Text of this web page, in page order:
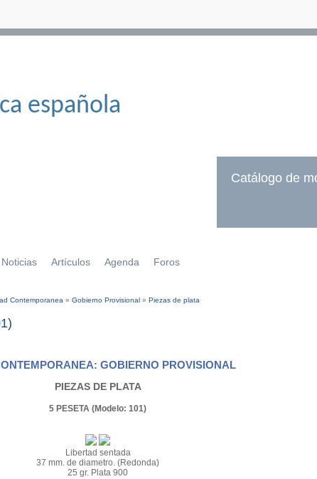
española
Catálogo de
Noticias Artículos Agenda Foros
Contemporanea » Gobierno Provisional » Piezas de plata
GOBIERNO PROVISIONAL
PIEZAS DE PLATA
5 PESETA (Modelo: 101)
Libertad sentada
37 mm. de diametro. (Redonda)
25 gr. Plata 900